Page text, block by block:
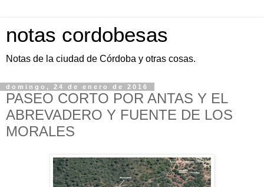
notas cordobesas
Notas de la ciudad de Córdoba y otras cosas.
domingo, 24 de enero de 2016
PASEO CORTO POR ANTAS Y EL
ABREVADERO Y FUENTE DE LOS
MORALES